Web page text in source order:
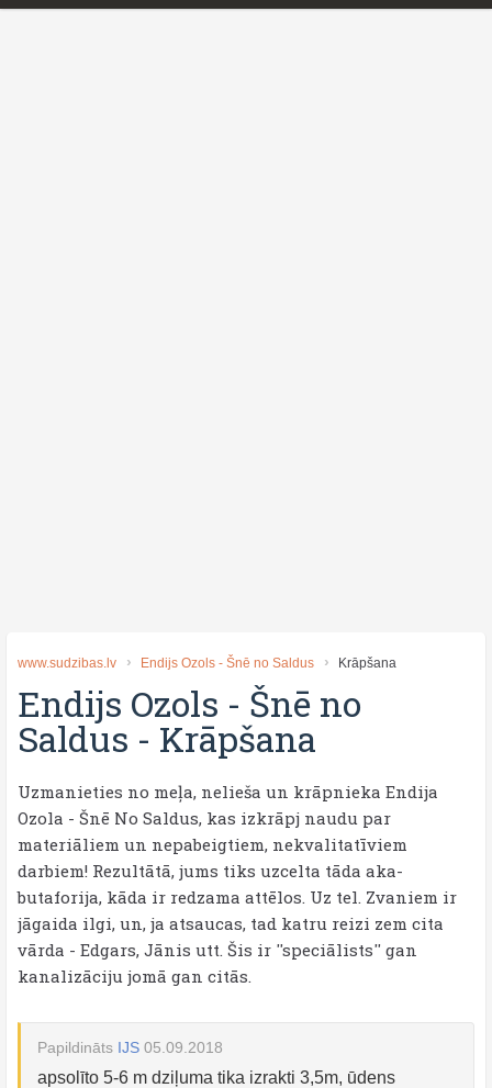
www.sudzibas.lv Endijs Ozols - Šnē no Saldus Krāpšana
Endijs Ozols - Šnē no
Saldus - Krāpšana
Uzmanieties no meļa, nelieša un krāpnieka Endija
Ozola - Šnē No Saldus, kas izkrāpj naudu par
materiāliem un nepabeigtiem, nekvalitatīviem
darbiem! Rezultātā, jums tiks uzcelta tāda aka-
butaforija, kāda ir redzama attēlos. Uz tel. Zvaniem ir
jāgaida ilgi, un, ja atsaucas, tad katru reizi zem cita
vārda - Edgars, Jānis utt. Šis ir ''speciālists'' gan
kanalizāciju jomā gan citās.
Papildināts IJS 05.09.2018
apsolīto 5-6 m dziļuma tika izrakti 3,5m, ūdens